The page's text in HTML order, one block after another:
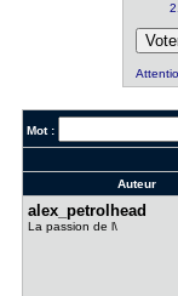
Mot :
Auteur
alex_petro​lhead
La passion de l\